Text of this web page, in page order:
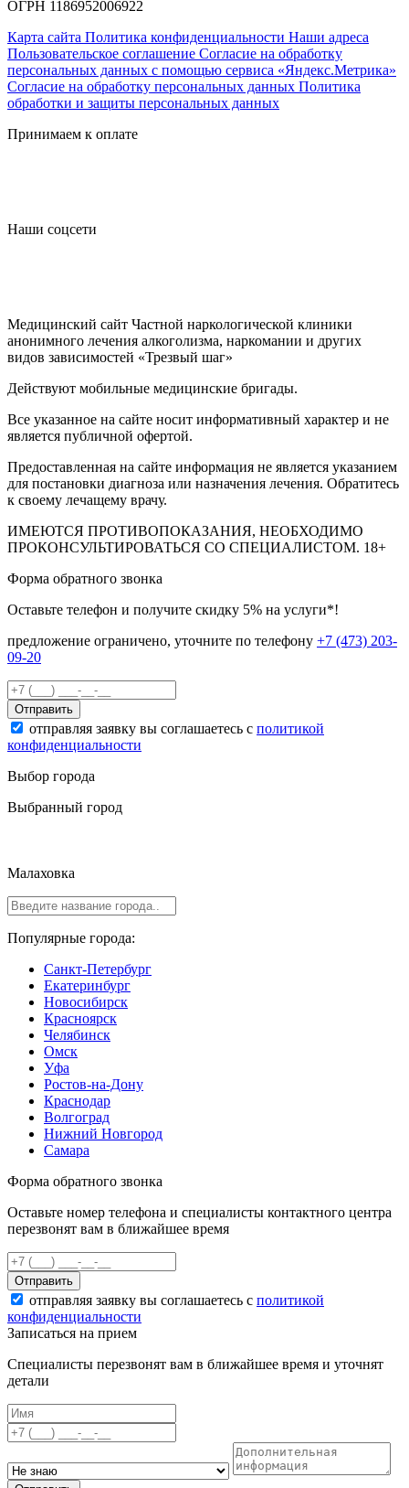
ОГРН 1186952006922
Карта сайта Политика конфиденциальности Наши адреса
Пользовательское соглашение Согласие на обработку
персональных данных с помощью сервиса «Яндекс.Метрика»
Согласие на обработку персональных данных Политика
обработки и защиты персональных данных
Принимаем к оплате
Наши соцсети
Медицинский сайт Частной наркологической клиники
анонимного лечения алкоголизма, наркомании и других
видов зависимостей «Трезвый шаг»
Действуют мобильные медицинские бригады.
Все указанное на сайте носит информативный характер и не
является публичной офертой.
Предоставленная на сайте информация не является указанием
для постановки диагноза или назначения лечения. Обратитесь
к своему лечащему врачу.
ИМЕЮТСЯ ПРОТИВОПОКАЗАНИЯ, НЕОБХОДИМО
ПРОКОНСУЛЬТИРОВАТЬСЯ СО СПЕЦИАЛИСТОМ. 18+
Форма обратного звонка
Оставьте телефон и получите скидку 5% на услуги*!
предложение ограничено, уточните по телефону +7 (473) 203-
09-20
Отправить
отправляя заявку вы соглашаетесь с политикой
конфиденциальности
Выбор города
Выбранный город
Малаховка
Популярные города:
Санкт-Петербург
Екатеринбург
Новосибирск
Красноярск
Челябинск
Омск
Уфа
Ростов-на-Дону
Краснодар
Волгоград
Нижний Новгород
Самара
Форма обратного звонка
Оставьте номер телефона и специалисты контактного центра
перезвонят вам в ближайшее время
Отправить
отправляя заявку вы соглашаетесь с политикой
конфиденциальности
Записаться на прием
Специалисты перезвонят вам в ближайшее время и уточнят
детали